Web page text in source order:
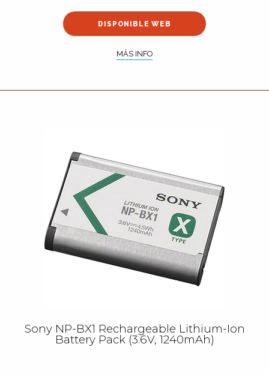
DISPONIBLE WEB
MÁS INFO
Sony NP-BX1 Rechargeable Lithium-Ion
Battery Pack (3.6V, 1240mAh)